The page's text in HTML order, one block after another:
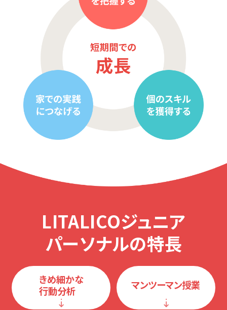
LITALICOジュニア
パーソナルの特長
きめ細かな
行動分析
マンツーマン授業